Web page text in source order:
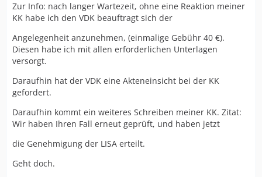
Zur Info: nach langer Wartezeit, ohne eine Reaktion meiner
KK habe ich den VDK beauftragt sich der
Angelegenheit anzunehmen, (einmalige Gebühr 40 €).
Diesen habe ich mit allen erforderlichen Unterlagen
versorgt.
Daraufhin hat der VDK eine Akteneinsicht bei der KK
gefordert.
Daraufhin kommt ein weiteres Schreiben meiner KK. Zitat:
Wir haben Ihren Fall erneut geprüft, und haben jetzt
die Genehmigung der LISA erteilt.
Geht doch.